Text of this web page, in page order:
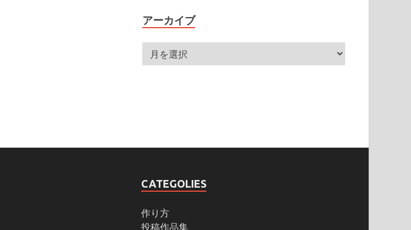
アーカイブ
CATEGOLIES
作り方
投稿作品集